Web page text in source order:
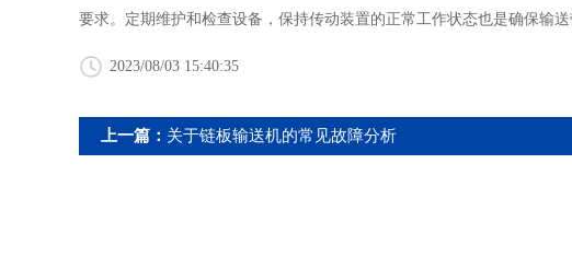
要求。定期维护和检查设备，保持传动装置的正常工作状态也是确保输送
2023/08/03 15:40:35
上一篇： 关于链板输送机的常见故障分析